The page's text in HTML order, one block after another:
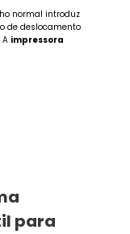
normal introduz
de deslocamento
impressora
para